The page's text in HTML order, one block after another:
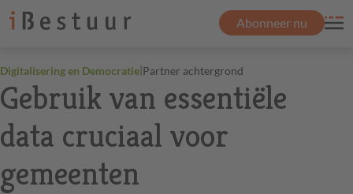
Abonneer nu
Digitalisering en Democratie|Partner achtergrond
Gebruik van essentiële
data cruciaal voor
gemeenten